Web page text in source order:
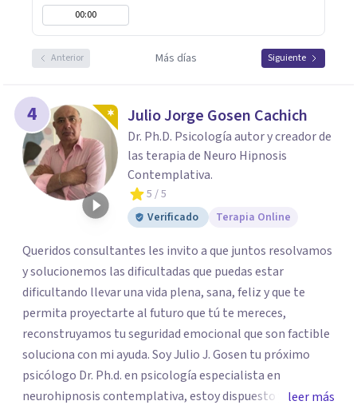
00:00
Anterior Más días Siguiente
4 Julio Jorge Gosen Cachich
Dr. Ph.D. Psicología autor y creador de
las terapia de Neuro Hipnosis
Contemplativa.
5 / 5
Verificado
Terapia Online
Queridos consultantes les invito a que juntos resolvamos
y solucionemos las dificultadas que puedas estar
dificultando llevar una vida plena, sana, feliz y que te
permita proyectarte al futuro que tú te mereces,
reconstruyamos tu seguridad emocional que son factible
soluciona con mi ayuda. Soy Julio J. Gosen tu próximo
psicólogo Dr. Ph.d. en psicología especialista en
neurohipnosis contemplativa, estoy dispuesto y deseoso
leer más